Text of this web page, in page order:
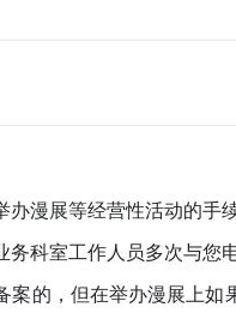
漫展等经营性活动的手续
室工作人员多次与您电
的，但在举办漫展上如